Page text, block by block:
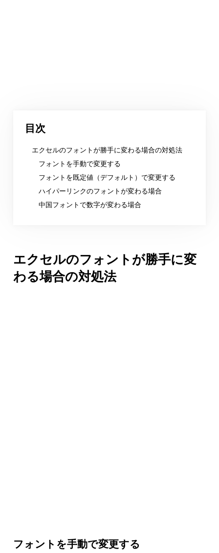
目次
エクセルのフォントが勝手に変わる場合の対処法
フォントを手動で変更する
フォントを既定値（デフォルト）で変更する
ハイパーリンクのフォントが変わる場合
中国フォントで数字が変わる場合
エクセルのフォントが勝手に変
わる場合の対処法
フォントを手動で変更する